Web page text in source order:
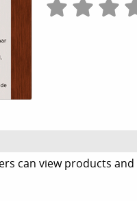
can view products